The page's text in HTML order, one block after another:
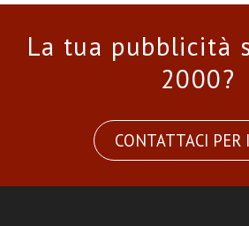
La tua pubblicità
2000?
CONTATTACI PER